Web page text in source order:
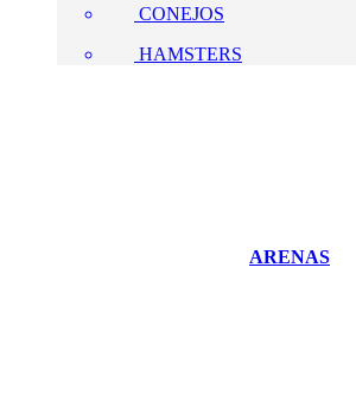
CONEJOS
HAMSTERS
ARENAS